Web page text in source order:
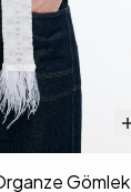
Gömlek